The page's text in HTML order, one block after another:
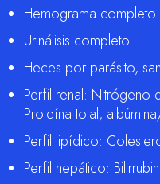
Hemograma completo
Urinálisis completo
Heces por parásito,
Perfil renal: Nitrógeno
Proteína total,
Perfil lipídico:
Perfil hepático: